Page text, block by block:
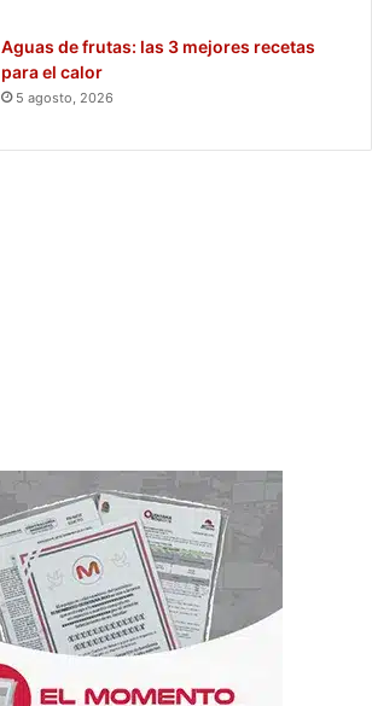
Aguas de frutas: las 3 mejores recetas
para el calor
5 agosto, 2026